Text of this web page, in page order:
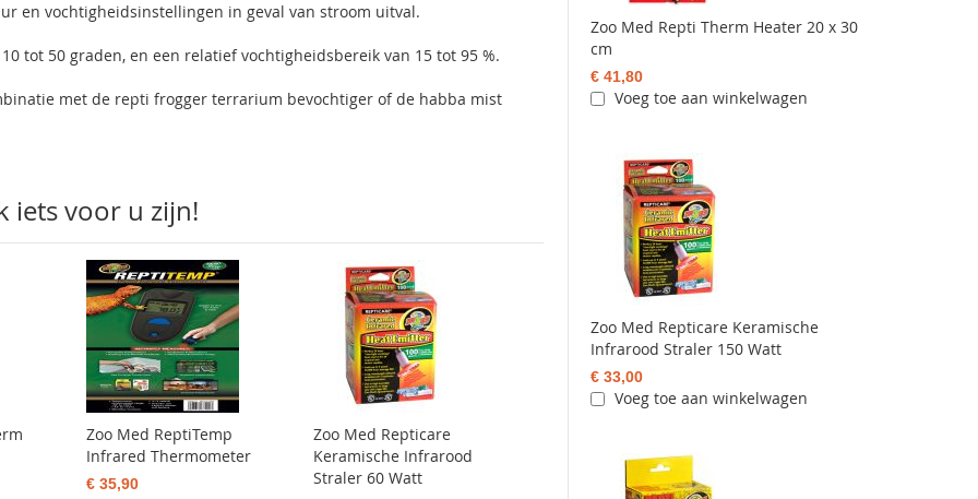
Zoo Med Repti Therm Heater 20 x 30
cm
€ 41,80
Voeg toe aan winkelwagen
Zoo Med Repticare Keramische
Infrarood Straler 150 Watt
€ 33,00
Voeg toe aan winkelwagen
en vochtigheidsinstellingen in geval van stroom uitval.
tot 50 graden, en een relatief vochtigheidsbereik van 15 tot 95 %.
met de repti frogger terrarium bevochtiger of de habba mist
iets voor u zijn!
Zoo Med ReptiTemp
Infrared Thermometer
€ 35,90
Zoo Med Repticare
Keramische Infrarood
Straler 60 Watt